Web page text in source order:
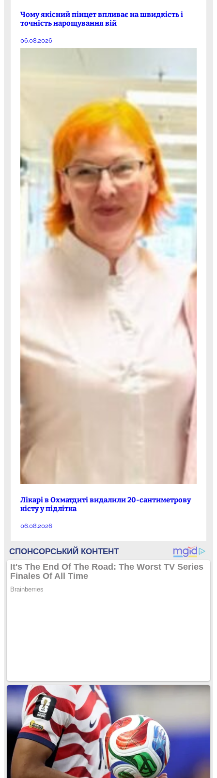
Чому якісний пінцет впливає на швидкість і
точність нарощування вій
06.08.2026
Лікарі в Охматдиті видалили 20-сантиметрову
кісту у підлітка
06.08.2026